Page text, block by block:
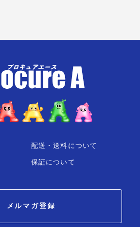
配送・送料について
保証について
メルマガ登録